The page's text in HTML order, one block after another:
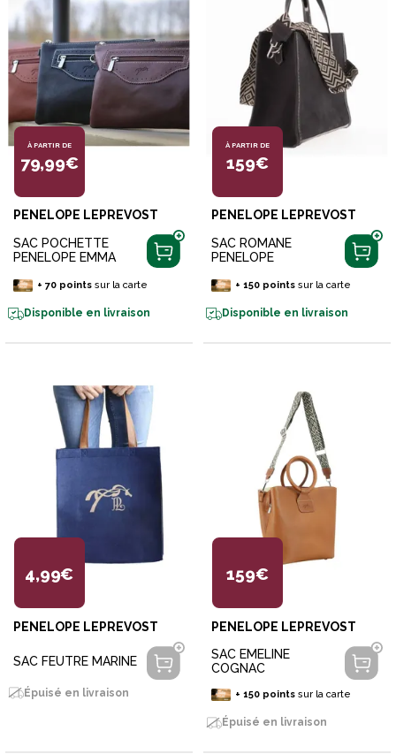
À PARTIR DE
79,99€
PENELOPE LEPREVOST
SAC POCHETTE
PENELOPE EMMA
+ 70pointssur la carte
Disponible en livraison
À PARTIR DE
159€
PENELOPE LEPREVOST
SAC ROMANE
PENELOPE
+ 150pointssur la carte
Disponible en livraison
4,99€
PENELOPE LEPREVOST
SAC FEUTRE MARINE
Épuisé en livraison
159€
PENELOPE LEPREVOST
SAC EMELINE
COGNAC
+ 150pointssur la carte
Épuisé en livraison